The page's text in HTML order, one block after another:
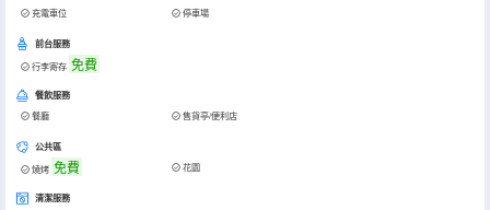
充電車位 停車場
前台服務
行李寄存 免費
餐飲服務
餐廳 售貨亭/便利店
公共區
燒烤 免費 花園
清潔服務